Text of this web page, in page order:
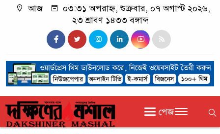
আজ
০৩:৩১ অপরাহ্ন, শুক্রবার, ০৭ অগাস্ট ২০২৬,
২৩ শ্রাবণ ১৪৩৩ বঙ্গাব্দ
পেজ